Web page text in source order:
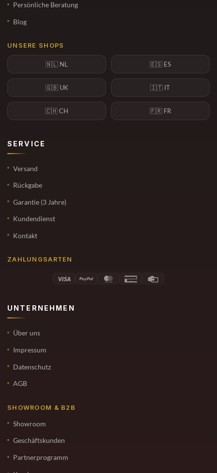
Persönliche Beratung
Blog
UNSERE SHOPS
🇳🇱 NL 🇪🇸 ES
🇬🇧 UK 🇮🇹 IT
🇨🇭 CH 🇫🇷 FR
SERVICE
Versand
Rückgabe
Garantie (3 Jahre)
Kundendienst
Kontakt
ZAHLUNGSARTEN
UNTERNEHMEN
Über uns
Impressum
Datenschutz
AGB
SHOWROOM & B2B
Showroom
Geschäftskunden
Partnerprogramm